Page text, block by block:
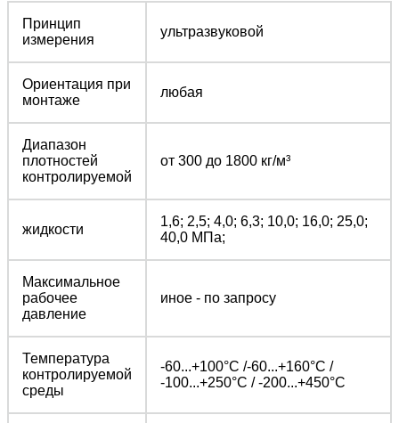
Принцип
измерения
ультразвуковой
Ориентация при
монтаже
любая
Диапазон
плотностей
контролируемой
от 300 до 1800 кг/м³
жидкости
1,6; 2,5; 4,0; 6,3; 10,0; 16,0; 25,0;
40,0 МПа;
Максимальное
рабочее
давление
иное - по запросу
Температура
контролируемой
среды
-60...+100°С /-60...+160°С /
-100...+250°С / -200...+450°С